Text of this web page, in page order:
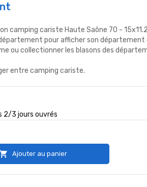
camping cariste Haute Saône 70 -
pour afficher son département
ou collectionner les blasons des
entre camping cariste.
2/3 jours ouvrés
Ajouter au panier